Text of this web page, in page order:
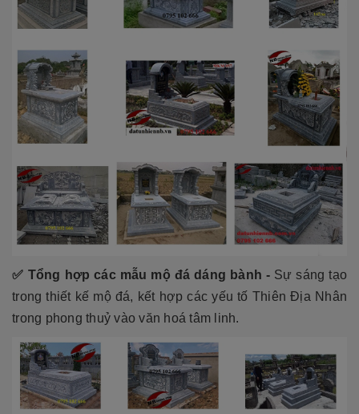
✅ Tổng hợp các mẫu mộ đá dáng bành - Sự sáng tạo
trong thiết kế mộ đá, kết hợp các yếu tố Thiên Địa Nhân
trong phong thuỷ vào văn hoá tâm linh.